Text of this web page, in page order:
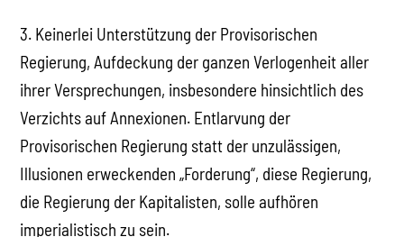
3. Keinerlei Unterstützung der Provisorischen
Regierung, Aufdeckung der ganzen Verlogenheit aller
ihrer Versprechungen, insbesondere hinsichtlich des
Verzichts auf Annexionen. Entlarvung der
Provisorischen Regierung statt der unzulässigen,
Illusionen erweckenden „Forderung“, diese Regierung,
die Regierung der Kapitalisten, solle aufhören
imperialistisch zu sein.